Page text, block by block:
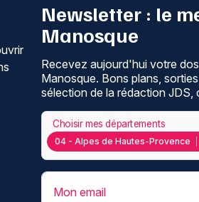
Newsletter : le
Manosque
Recevez aujourd'hui votre
Manosque. Bons plans,
sélection de la rédaction JDS,
04 - Alpes de Hautes-Provence
Choisir mes départements
Mon email